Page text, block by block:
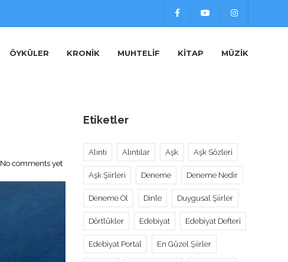
ÖYKÜLER KRONIK MUHTELIF KITAP MÜZIK
No comments yet
Etiketler
Alıntı Alıntılar Aşk Aşk Sözleri
Aşk Şiirleri Deneme Deneme Nedir
Deneme Ol Dinle Duygusal Şiirler
Dörtlükler Edebiyat Edebiyat Defteri
Edebiyat Portal En Güzel Şiirler